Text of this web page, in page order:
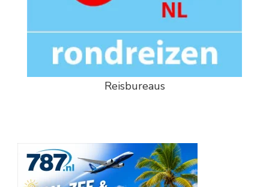
Reisbureaus